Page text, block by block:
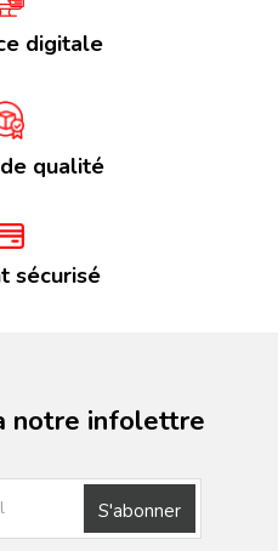
digitale
qualité
sécurisé
notre infolettre
S'abonner